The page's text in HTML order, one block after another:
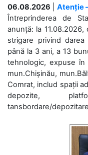
06.08.2026
Atenție
Întreprinderea de
anunță: la
strigare privind
până la 3 ani, a 13
tehnologic, expuse în
mun.Chișinău,
Comrat, includ spații
depozite,
tansbordare/